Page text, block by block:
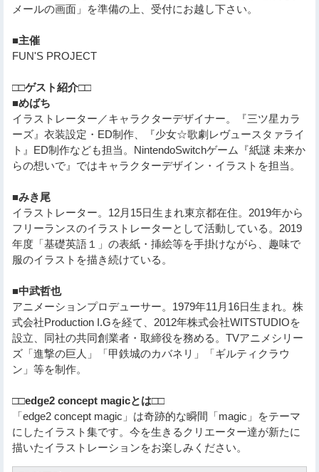
メールの画面」を準備の上、受付にお越し下さい。
■主催
FUN'S PROJECT
□□ゲスト紹介□□
■めばち
イラストレーター／キャラクターデザイナー。『三ツ星カラ
ーズ』衣装設定・ED制作、『少女☆歌劇レヴュースタァライ
ト』ED制作なども担当。NintendoSwitchゲーム『紙謎 未来か
らの想いで』ではキャラクターデザイン・イラストを担当。
■みき尾
イラストレーター。12月15日生まれ東京都在住。2019年から
フリーランスのイラストレーターとして活動している。2019
年度「基礎英語１」の表紙・挿絵等を手掛けながら、趣味で
服のイラストを描き続けている。
■中武哲也
アニメーションプロデューサー。1979年11月16日生まれ。株
式会社Production I.Gを経て、2012年株式会社WITSTUDIOを
設立、同社の共同創業者・取締役を務める。TVアニメシリー
ズ「進撃の巨人」「甲鉄城のカバネリ」「ギルティクラウ
ン」等を制作。
□□edge2 concept magicとは□□
「edge2 concept magic」は奇跡的な瞬間「magic」をテーマ
にしたイラスト集です。今を生きるクリエーター達が新たに
描いたイラストレーションをお楽しみください。